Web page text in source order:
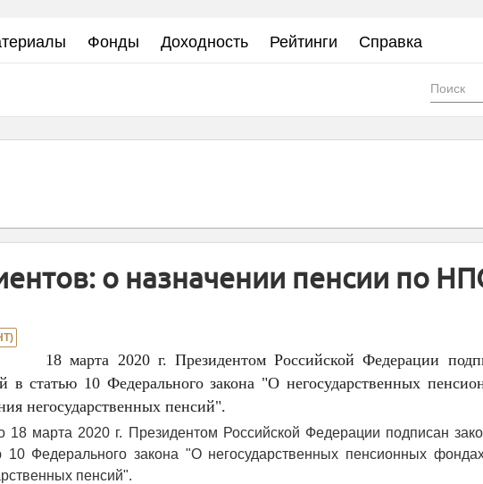
Фонды Доходность Рейтинги Справка
о назначении пенсии по
18 марта 2020 г. Президентом Российской Федерации
в статью 10 Федерального закона "О негосударственных
негосударственных пенсий".
марта 2020 г. Президентом Российской Федерации подписан
10 Федерального закона "О негосударственных пенсионных
пенсий".